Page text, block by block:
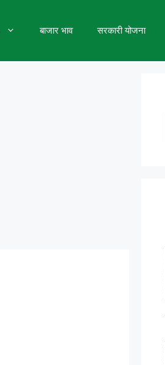
बाजार भाव सरकारी योजना